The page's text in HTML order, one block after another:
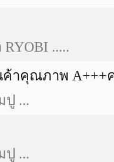
.....
ค้าคุณภาพ A+++
ปู ...
ปู ...